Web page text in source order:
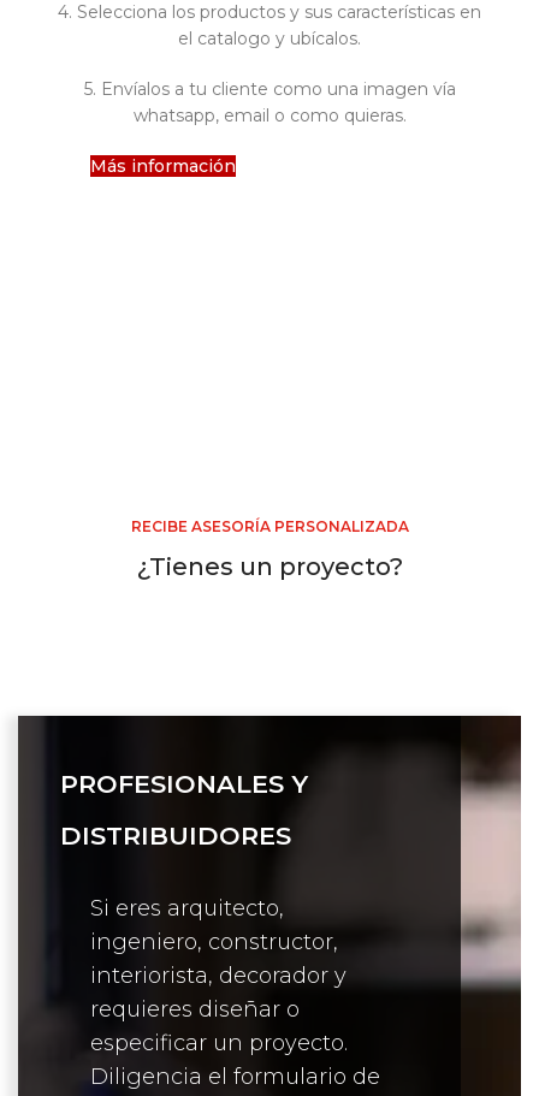
4. Selecciona los productos y sus características en
el catalogo y ubícalos.
5. Envíalos a tu cliente como una imagen vía
whatsapp, email o como quieras.
Más información
RECIBE ASESORÍA PERSONALIZADA
¿Tienes un proyecto?
PROFESIONALES Y
DISTRIBUIDORES
Si eres arquitecto,
ingeniero, constructor,
interiorista, decorador y
requieres diseñar o
especificar un proyecto.
Diligencia el formulario de